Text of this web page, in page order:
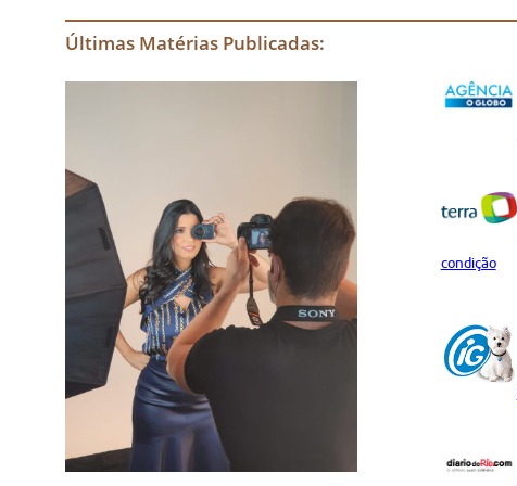
Últimas Matérias Publicadas:
condição